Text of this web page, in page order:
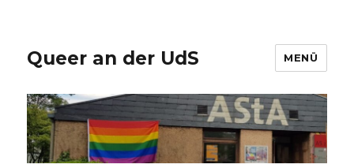
Queer an der UdS MENÜ